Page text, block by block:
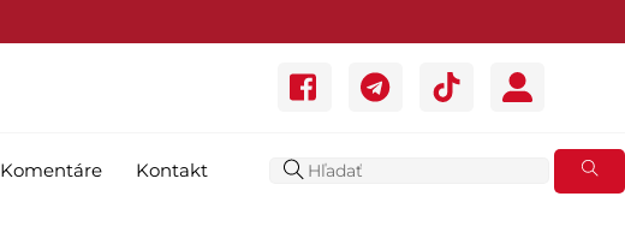
Komentáre
Kontakt